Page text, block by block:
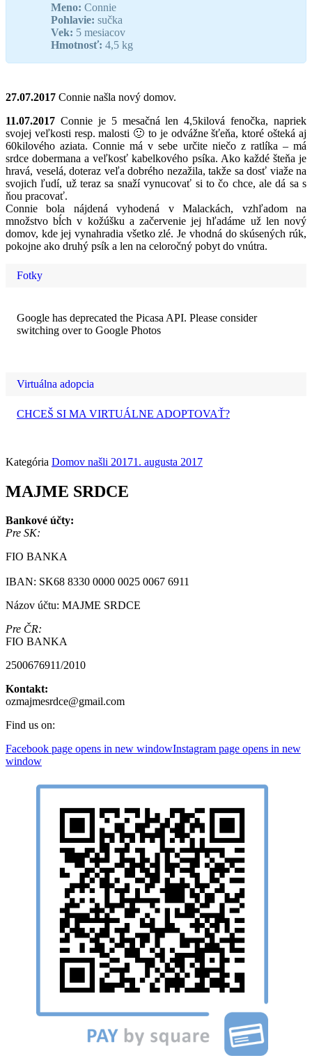
Meno: Connie
Pohlavie: sučka
Vek: 5 mesiacov
Hmotnosť: 4,5 kg
27.07.2017 Connie našla nový domov.
11.07.2017 Connie je 5 mesačná len 4,5kilová fenočka, napriek
svojej veľkosti resp. malosti 🙂 to je odvážne šťeňa, ktoré ošteká aj
60kilového aziata. Connie má v sebe určite niečo z ratlíka – má
srdce dobermana a veľkosť kabelkového psíka. Ako každé šteňa je
hravá, veselá, doteraz veľa dobrého nezažila, takže sa dosť viaže na
svojich ľudí, už teraz sa snaží vynucovať si to čo chce, ale dá sa s
ňou pracovať.
Connie bola nájdená vyhodená v Malackách, vzhľadom na
množstvo bĺch v kožúšku a začervenie jej hľadáme už len nový
domov, kde jej vynahradia všetko zlé. Je vhodná do skúsených rúk,
pokojne ako druhý psík a len na celoročný pobyt do vnútra.
Fotky
Google has deprecated the Picasa API. Please consider
switching over to Google Photos
Virtuálna adopcia
CHCEŠ SI MA VIRTUÁLNE ADOPTOVAŤ?
Kategória Domov našli 20171. augusta 2017
MAJME SRDCE
Bankové účty:
Pre SK:
FIO BANKA
IBAN: SK68 8330 0000 0025 0067 6911
Názov účtu: MAJME SRDCE
Pre ČR:
FIO BANKA
2500676911/2010
Kontakt:
ozmajmesrdce@gmail.com
Find us on:
Facebook page opens in new windowInstagram page opens in new
window